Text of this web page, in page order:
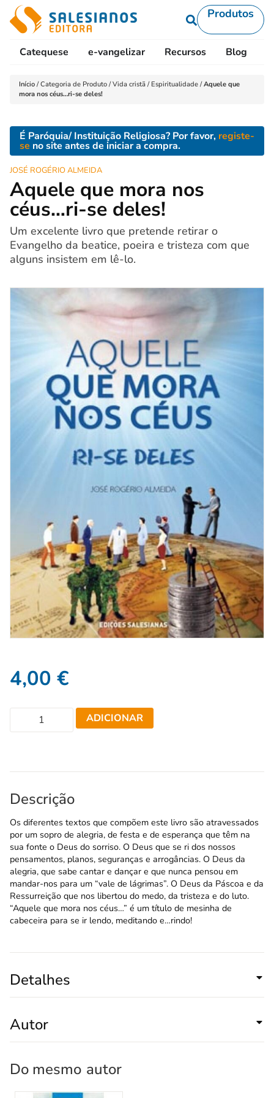
Produtos
Catequese e-vangelizar Recursos Blog
Início /Categoria de Produto /Vida cristã / Espiritualidade /Aquele que
mora nos céus…ri-se deles!
É Paróquia/ Instituição Religiosa? Por favor, registe-
se no site antes de iniciar a compra.
JOSÉ ROGÉRIO ALMEIDA
Aquele que mora nos
céus…ri-se deles!
Um excelente livro que pretende retirar o
Evangelho da beatice, poeira e tristeza com que
alguns insistem em lê-lo.
4,00 €
ADICIONAR
Descrição
Os diferentes textos que compõem este livro são atravessados
por um sopro de alegria, de festa e de esperança que têm na
sua fonte o Deus do sorriso. O Deus que se ri dos nossos
pensamentos, planos, seguranças e arrogâncias. O Deus da
alegria, que sabe cantar e dançar e que nunca pensou em
mandar-nos para um “vale de lágrimas”. O Deus da Páscoa e da
Ressurreição que nos libertou do medo, da tristeza e do luto.
“Aquele que mora nos céus…” é um título de mesinha de
cabeceira para se ir lendo, meditando e…rindo!
Detalhes
Autor
Do mesmo autor